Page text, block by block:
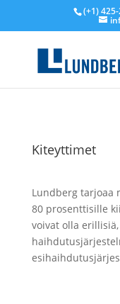
(+1)
Kiteyttimet
Lundberg tarjoaa
80 prosenttisille
voivat olla